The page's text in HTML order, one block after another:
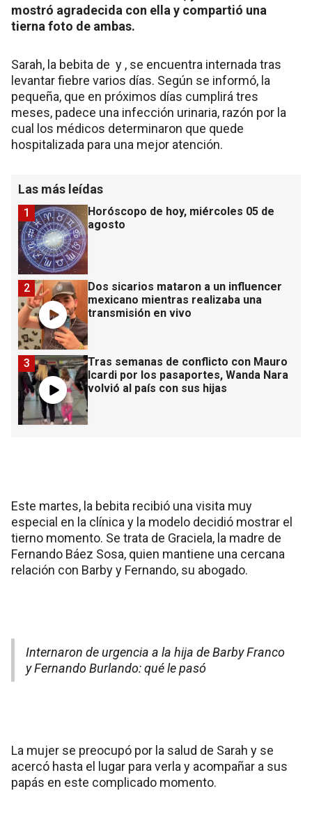
mostró agradecida con ella y compartió una
tierna foto de ambas.
Sarah, la bebita de y , se encuentra internada tras
levantar fiebre varios días. Según se informó, la
pequeña, que en próximos días cumplirá tres
meses, padece una infección urinaria, razón por la
cual los médicos determinaron que quede
hospitalizada para una mejor atención.
Las más leídas
Horóscopo de hoy, miércoles 05 de
agosto
1
Dos sicarios mataron a un influencer
mexicano mientras realizaba una
transmisión en vivo
2
Tras semanas de conflicto con Mauro
Icardi por los pasaportes, Wanda Nara
volvió al país con sus hijas
3
Este martes, la bebita recibió una visita muy
especial en la clínica y la modelo decidió mostrar el
tierno momento. Se trata de Graciela, la madre de
Fernando Báez Sosa, quien mantiene una cercana
relación con Barby y Fernando, su abogado.
Internaron de urgencia a la hija de Barby Franco
y Fernando Burlando: qué le pasó
La mujer se preocupó por la salud de Sarah y se
acercó hasta el lugar para verla y acompañar a sus
papás en este complicado momento.